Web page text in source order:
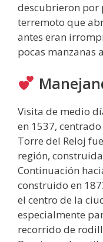
descubrieron por
terremoto que
antes eran
pocas manzanas
Visita de medio
en 1537,
Torre del Reloj
región,
Continuación
construido en
el centro de la
especialmente
recorrido de